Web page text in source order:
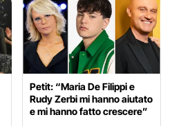
Petit: “Maria De Filippi e
Rudy Zerbi mi hanno aiutato
e mi hanno fatto crescere”